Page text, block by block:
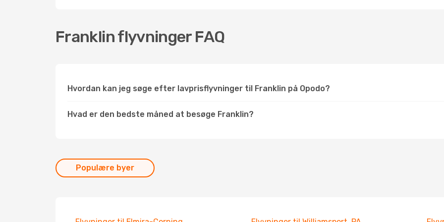
Franklin flyvninger FAQ
Hvordan kan jeg søge efter lavprisflyvninger til Franklin på Opodo?
Hvad er den bedste måned at besøge Franklin?
Populære byer